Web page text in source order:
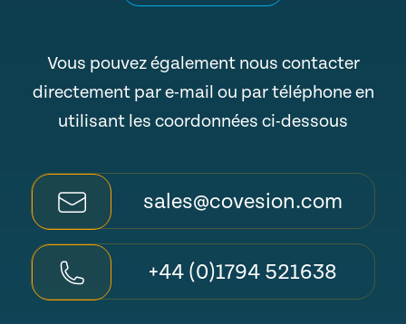
Vous pouvez également nous contacter
directement par e-mail ou par téléphone en
utilisant les coordonnées ci-dessous
sales@covesion.com
+44 (0)1794 521638